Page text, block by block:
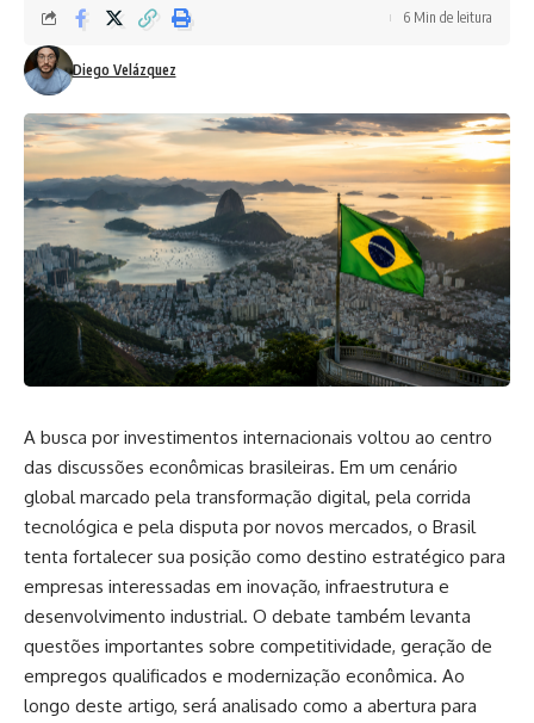
Diego Velázquez
6 Min de leitura
A busca por investimentos internacionais voltou ao centro
das discussões econômicas brasileiras. Em um cenário
global marcado pela transformação digital, pela corrida
tecnológica e pela disputa por novos mercados, o Brasil
tenta fortalecer sua posição como destino estratégico para
empresas interessadas em inovação, infraestrutura e
desenvolvimento industrial. O debate também levanta
questões importantes sobre competitividade, geração de
empregos qualificados e modernização econômica. Ao
longo deste artigo, será analisado como a abertura para